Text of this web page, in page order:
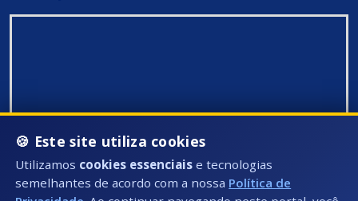
🍪 Este site utiliza cookies
Utilizamos cookies essenciais e tecnologias
semelhantes de acordo com a nossa Política de